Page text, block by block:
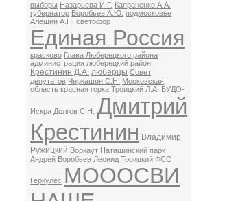
выборы Назарьева И.Г. Капраненко А.А.
губернатор Воробьев А.Ю. подмосковье
Алешин А.Н.
светофор
Единая Россия
красково Глава Люберецкого района
администрация люберецкий район
Крестинин Д.А. люберцы Совет
депутатов Черкашин С.Н.
Московская
область красная горка Троицкий Л.А. БУДО-
Искра Долгов С.Н.
Дмитрий
Крестинин Владимир
Ружицкий Воркаут Наташинский парк
Андрей Воробьев Леонид Троицкий ФСО
Геркулес МОООСВИ